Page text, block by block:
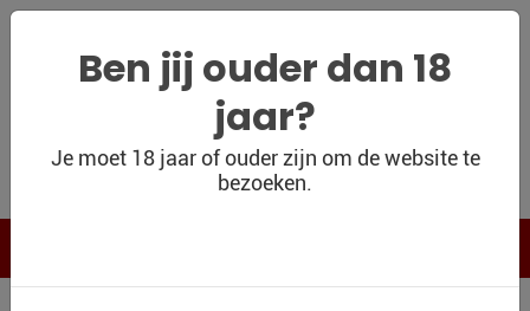
WIJNSHOP
WIJN BLOG
Ben jij ouder dan 18
jaar?
Je moet 18 jaar of ouder zijn om de website te
bezoeken.